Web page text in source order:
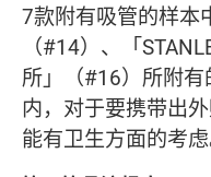
7款附有吸管的样本
（#14）、「
所」（#16）所附
内，对于要携带出
能有卫生方面的考虑